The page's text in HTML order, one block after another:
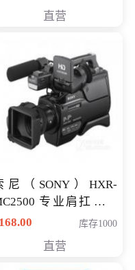
直营
尼（SONY）HXR-
专业肩扛式存
卡全高清摄录一体机
入门级摄像机
库存1000
直营